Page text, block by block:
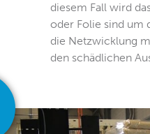
diesem Fall wird
oder Folie sind um
die Netzwicklung
den schädlichen